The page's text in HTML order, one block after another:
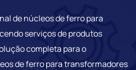
de núcleos de ferro para
serviços de produtos
completa para o
de ferro para transformadores